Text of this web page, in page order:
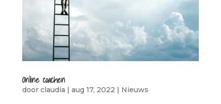
Online coachen
door claudia | aug 17, 2022 | Nieuws